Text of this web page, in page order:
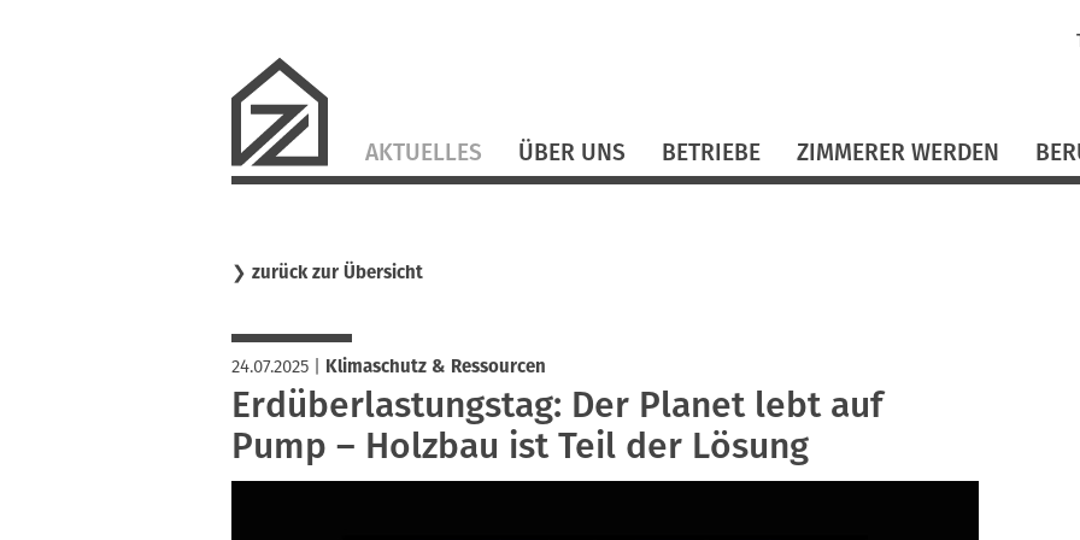
überspringen
AKTUELLES ÜBER UNS BETRIEBE ZIMMERER WERDEN
❯ zurück zur Übersicht
24.07.2025| Klimaschutz & Ressourcen
Erdüberlastungstag: Der Planet lebt auf
Pump – Holzbau ist Teil der Lösung